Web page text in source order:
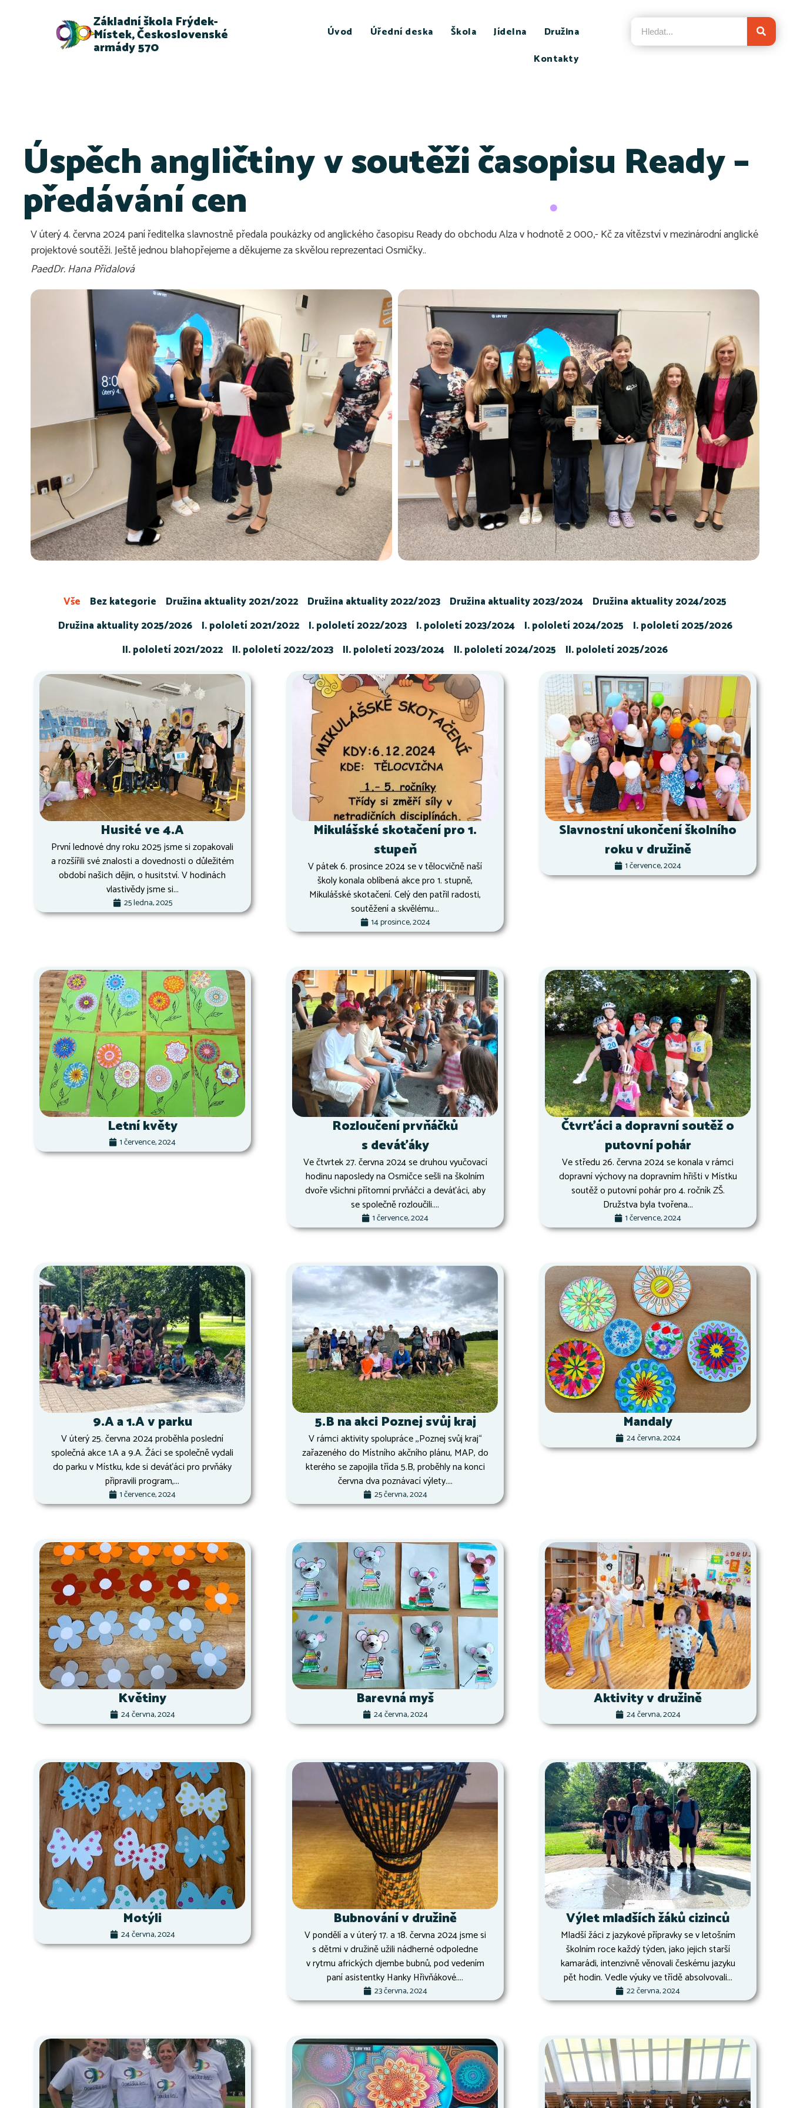
Základní škola Frýdek-
Místek, Československé
armády 570
Úvod Úřední deska Škola Jídelna
Družina
Kontakty
Úspěch angličtiny v soutěži časopisu Ready –
předávání cen
V úterý 4. června 2024 paní ředitelka slavnostně předala poukázky od anglického časopisu Ready do obchodu Alza v hodnotě 2 000,- Kč za vítězství v mezinárodní anglické
projektové soutěži. Ještě jednou blahopřejeme a děkujeme za skvělou reprezentaci Osmičky..
PaedDr. Hana Přidalová
Bez kategorie Družina aktuality 2021/2022 Družina aktuality 2022/2023 Družina aktuality 2023/2024
Družina aktuality 2024/2025
Družina aktuality 2025/2026
I. pololetí 2021/2022 I. pololetí 2022/2023 I. pololetí 2023/2024 I. pololetí 2024/2025
I. pololetí 2025/2026
II. pololetí 2021/2022
II. pololetí 2022/2023 II. pololetí 2023/2024 II. pololetí 2024/2025 II. pololetí 2025/2026
Vše
Husité ve 4.A
První lednové dny roku 2025 jsme si zopakovali
a rozšířili své znalosti a dovednosti o důležitém
období našich dějin, o husitství. V hodinách
vlastivědy jsme si...
25 ledna, 2025
Mikulášské skotačení pro 1.
stupeň
V pátek 6. prosince 2024 se v tělocvičně naší
školy konala oblíbená akce pro 1. stupně,
Mikulášské skotačení. Celý den patřil radosti,
soutěžení a skvělému...
14 prosince, 2024
Slavnostní ukončení školního
roku v družině
1 července, 2024
Letní květy
1 července, 2024
Rozloučení prvňáčků
s deváťáky
Ve čtvrtek 27. června 2024 se druhou vyučovací
hodinu naposledy na Osmičce sešli na školním
dvoře všichni přítomní prvňáčci a deváťáci, aby
se společně rozloučili....
1 července, 2024
Čtvrťáci a dopravní soutěž o
putovní pohár
Ve středu 26. června 2024 se konala v rámci
dopravní výchovy na dopravním hřišti v Místku
soutěž o putovní pohár pro 4. ročník ZŠ.
Družstva byla tvořena...
1 července, 2024
9.A a 1.A v parku
V úterý 25. června 2024 proběhla poslední
společná akce 1.A a 9.A. Žáci se společně vydali
do parku v Místku, kde si deváťáci pro prvňáky
připravili program,...
1 července, 2024
5.B na akci Poznej svůj kraj
V rámci aktivity spolupráce ,,Poznej svůj kraj“
zařazeného do Místního akčního plánu, MAP, do
kterého se zapojila třída 5.B, proběhly na konci
června dva poznávací výlety....
25 června, 2024
Mandaly
24 června, 2024
Květiny
24 června, 2024
Barevná myš
24 června, 2024
Aktivity v družině
24 června, 2024
Motýli
24 června, 2024
Bubnování v družině
V pondělí a v úterý 17. a 18. června 2024 jsme si
s dětmi v družině užili nádherné odpoledne
v rytmu afrických djembe bubnů, pod vedením
paní asistentky Hanky Hřivňákové....
23 června, 2024
Výlet mladších žáků cizinců
Mladší žáci z jazykové přípravky se v letošním
školním roce každý týden, jako jejich starší
kamarádi, intenzivně věnovali českému jazyku
pět hodin. Vedle výuky ve třídě absolvovali...
22 června, 2024